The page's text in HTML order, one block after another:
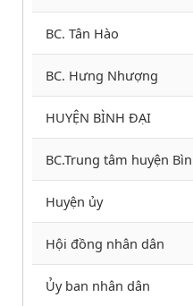
BC. Tân Hào
BC. Hưng Nhượng
HUYỆN BÌNH ĐẠI
BC.Trung tâm huyện
Huyện ủy
Hội đồng nhân dân
Ủy ban nhân dân